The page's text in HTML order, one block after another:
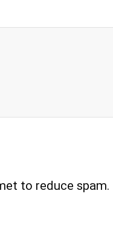
to reduce spam.